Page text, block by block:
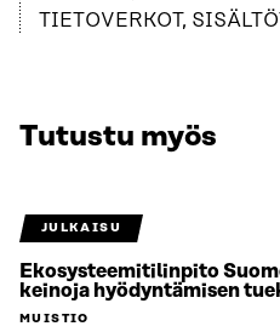
TIETOVERKOT,
Tutustu myös
JULKAISU
Ekosysteemitilinpito
keinoja hyödyntämisen
MUISTIO